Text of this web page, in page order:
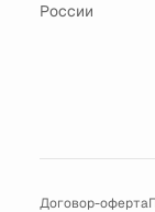
России
Договор-оферта